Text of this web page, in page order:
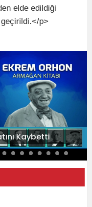
elde edildiği
p>
Kaybetti